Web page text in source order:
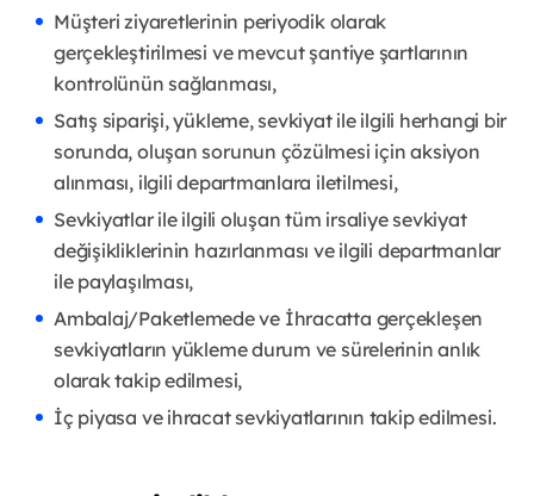
Müşteri ziyaretlerinin periyodik olarak
gerçekleştirilmesi ve mevcut şantiye şartlarının
kontrolünün sağlanması,
Satış siparişi, yükleme, sevkiyat ile ilgili herhangi bir
sorunda, oluşan sorunun çözülmesi için aksiyon
alınması, ilgili departmanlara iletilmesi,
Sevkiyatlar ile ilgili oluşan tüm irsaliye sevkiyat
değişikliklerinin hazırlanması ve ilgili departmanlar
ile paylaşılması,
Ambalaj/Paketlemede ve İhracatta gerçekleşen
sevkiyatların yükleme durum ve sürelerinin anlık
olarak takip edilmesi,
İç piyasa ve ihracat sevkiyatlarının takip edilmesi.